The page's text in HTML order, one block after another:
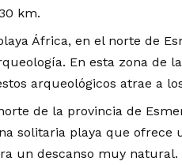
km.
África, en el norte de
En esta zona de
arqueológicos atrae a
de la provincia de
solitaria playa que
un descanso muy natural.